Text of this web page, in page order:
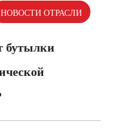
НОВОСТИ ОТРАСЛИ
бутылки